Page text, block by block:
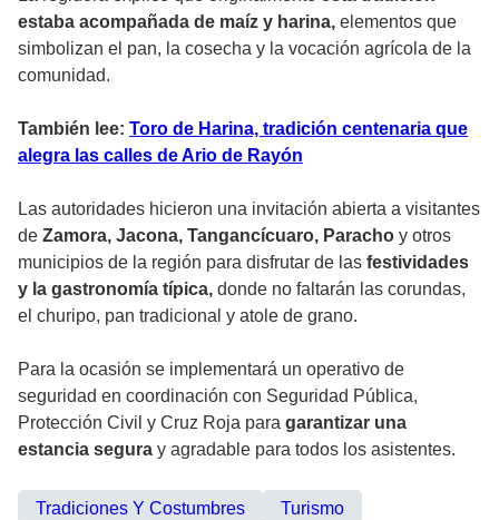
estaba acompañada de maíz y harina, elementos que
simbolizan el pan, la cosecha y la vocación agrícola de la
comunidad.
También lee: Toro de Harina, tradición centenaria que
alegra las calles de Ario de Rayón
Las autoridades hicieron una invitación abierta a visitantes
de Zamora, Jacona, Tangancícuaro, Paracho y otros
municipios de la región para disfrutar de las festividades
y la gastronomía típica, donde no faltarán las corundas,
el churipo, pan tradicional y atole de grano.
Para la ocasión se implementará un operativo de
seguridad en coordinación con Seguridad Pública,
Protección Civil y Cruz Roja para garantizar una
estancia segura y agradable para todos los asistentes.
Tradiciones Y Costumbres
Turismo